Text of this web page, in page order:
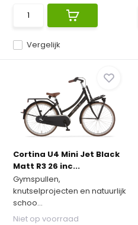
Vergelijk
Cortina U4 Mini Jet Black
Matt R3 26 inc...
Gymspullen,
knutselprojecten en natuurlijk
schoo...
Niet op voorraad